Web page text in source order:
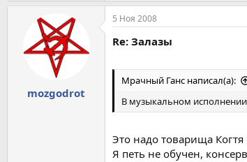
mоzgodrot
5 Ноя 2008
Re: Залазы
Мрачный Ганс написал(а):
В музыкальном исполнении
Это надо товарища
Я петь не обучен,